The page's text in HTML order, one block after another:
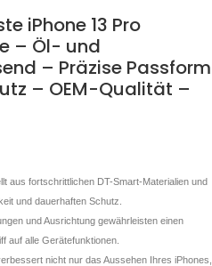
iPhone 13 Pro
– Öl- und
– Präzise Passform
– OEM-Qualität –
aus fortschrittlichen DT-Smart-Materialien und
und dauerhaften Schutz.
und Ausrichtung gewährleisten einen
auf alle Gerätefunktionen.
nicht nur das Aussehen Ihres iPhones,